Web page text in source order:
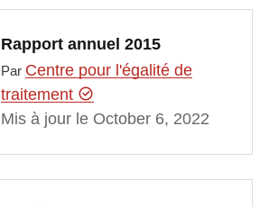
Rapport annuel 2015
Par Centre pour l'égalité de
traitement
Mis à jour le October 6, 2022